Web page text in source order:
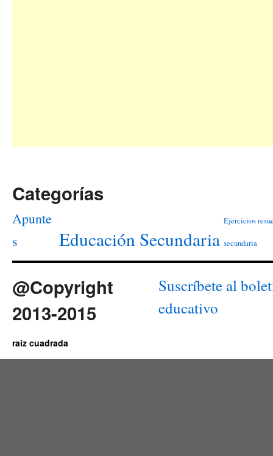
Categorías
Apunte
s
Educación Secundaria
Ejercicios
secundaria
@Copyright
2013-2015
Suscríbete al
educativo
raiz cuadrada